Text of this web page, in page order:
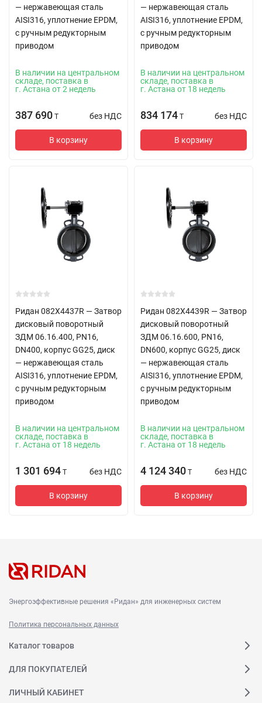
— нержавеющая сталь
AISI316, уплотнение EPDM,
с ручным редукторным
приводом
В наличии на центральном
складе, поставка в
г. Астана от 2 недель
387 690 T без НДС
В корзину
— нержавеющая сталь
AISI316, уплотнение EPDM,
с ручным редукторным
приводом
В наличии на центральном
складе, поставка в
г. Астана от 18 недель
834 174 T без НДС
В корзину
Ридан 082X4437R — Затвор
дисковый поворотный
ЗДМ 06.16.400, PN16,
DN400, корпус GG25, диск
— нержавеющая сталь
AISI316, уплотнение EPDM,
с ручным редукторным
приводом
В наличии на центральном
складе, поставка в
г. Астана от 18 недель
1 301 694 T без НДС
В корзину
Ридан 082X4439R — Затвор
дисковый поворотный
ЗДМ 06.16.600, PN16,
DN600, корпус GG25, диск
— нержавеющая сталь
AISI316, уплотнение EPDM,
с ручным редукторным
приводом
В наличии на центральном
складе, поставка в
г. Астана от 18 недель
4 124 340 T без НДС
В корзину
Энергоэффективные решения «Ридан» для инженерных систем
Политика персональных данных
Каталог товаров
ДЛЯ ПОКУПАТЕЛЕЙ
ЛИЧНЫЙ КАБИНЕТ